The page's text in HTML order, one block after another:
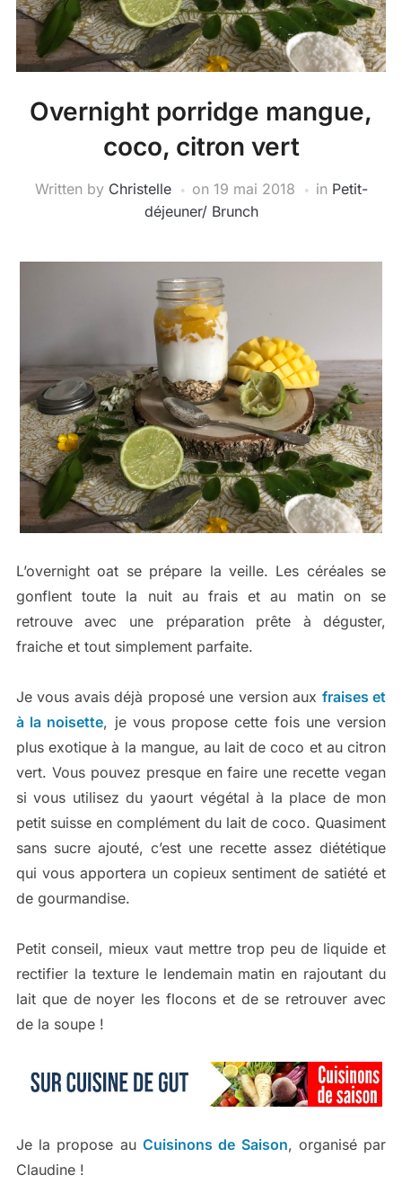
Overnight porridge mangue,
coco, citron vert
Written by Christelle on 19 mai 2018 in Petit-
déjeuner/ Brunch
L’overnight oat se prépare la veille. Les céréales se
gonflent toute la nuit au frais et au matin on se
retrouve avec une préparation prête à déguster,
fraiche et tout simplement parfaite.
Je vous avais déjà proposé une version aux fraises et
à la noisette, je vous propose cette fois une version
plus exotique à la mangue, au lait de coco et au citron
vert. Vous pouvez presque en faire une recette vegan
si vous utilisez du yaourt végétal à la place de mon
petit suisse en complément du lait de coco. Quasiment
sans sucre ajouté, c’est une recette assez diététique
qui vous apportera un copieux sentiment de satiété et
de gourmandise.
Petit conseil, mieux vaut mettre trop peu de liquide et
rectifier la texture le lendemain matin en rajoutant du
lait que de noyer les flocons et de se retrouver avec
de la soupe !
Je la propose au Cuisinons de Saison, organisé par
Claudine !